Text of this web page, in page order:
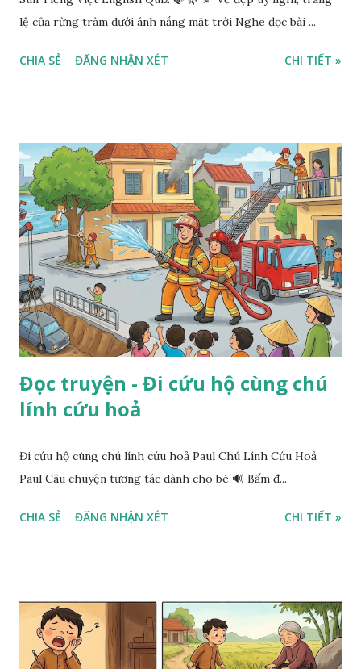
lệ của rừng tràm dưới ánh nắng mặt trời Nghe đọc bài ...
CHIA SẺ ĐĂNG NHẬN XÉT CHI TIẾT »
Đọc truyện - Đi cứu hộ cùng chú
lính cứu hoả
Đi cứu hộ cùng chú lính cứu hoả Paul Chú Lính Cứu Hoả
Paul Câu chuyện tương tác dành cho bé 🔊 Bấm đ...
CHIA SẺ ĐĂNG NHẬN XÉT CHI TIẾT »